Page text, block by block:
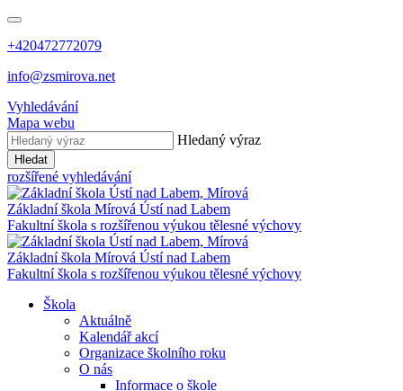
+420472772079
info@zsmirova.net
Vyhledávání
Mapa webu
Hledaný výraz
Hledat
rozšířené vyhledávání
Základní škola Mírová Ústí nad Labem
Fakultní škola s rozšířenou výukou tělesné výchovy
Základní škola Mírová Ústí nad Labem
Fakultní škola s rozšířenou výukou tělesné výchovy
Škola
Aktuálně
Kalendář akcí
Organizace školního roku
O nás
Informace o škole